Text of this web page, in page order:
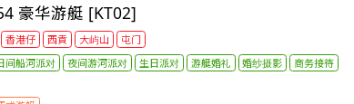
豪华游艇 [KT02]
香港仔 西貢 大屿山
屯门
间船河派对 夜间游河派对 生日派对 游艇婚礼 婚纱摄影
商务接待